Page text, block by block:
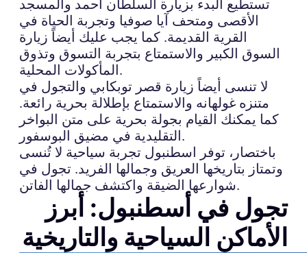
تستطيع البدء بزيارة السلطان أحمد والمسجد
الأقصى ومتحف آيا صوفيا وتجربة الحياة في
القرية القديمة. كما يجب عليك أيضاً زيارة
السوق الكبير والاستمتاع بتجربة التسوق وتذوق
المأكولات المحلية.
لا تنسى أيضاً زيارة قصر توبكابي والتجول في
متنزه غولهانه والاستمتاع بإطلالة بحرية رائعة.
كما يمكنك القيام بجولة بحرية على متن البواخر
التقليدية في مضيق البوسفور.
باختصار، توفر اسطنبول تجربة سياحية لا تُنسى
وتمتاز بتاريخها العريق وجمالها الفريد. تجول في
شوارعها الضيقة واكتشف جمالها الفاتن.
تجول في أسطنبول: أبرز
الأماكن السياحية والتاريخية